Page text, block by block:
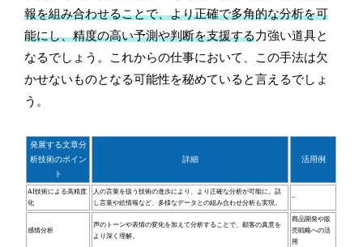
報を組み合わせることで、より正確で多角的な分析を可
能にし、精度の高い予測や判断を支援する力強い道具と
なるでしょう。これからの仕事において、この手法は欠
かせないものとなる可能性を秘めていると言えるでしょ
う。
発展する文章分
析技術のポイン
ト
詳細 活用例
AI技術による高精度
化
人の言葉を扱う技術の進歩により、より正確な分析が可能に。話
し言葉や絵情報など、多様なデータとの組み合わせ分析も実現。
–
感情分析
声のトーンや表情の変化を加えて分析することで、顧客の真意を
より深く理解。
商品開発や販
売戦略への活
用